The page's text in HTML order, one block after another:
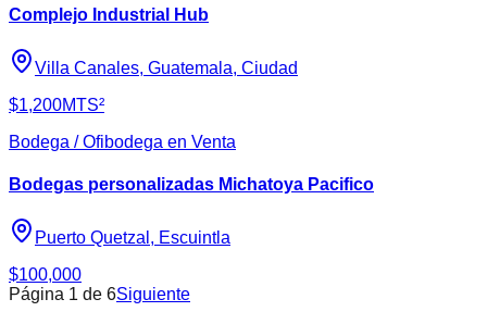
Complejo Industrial Hub
Villa Canales, Guatemala, Ciudad
$1,200MTS²
Bodega / Ofibodega en Venta
Bodegas personalizadas Michatoya Pacifico
Puerto Quetzal, Escuintla
$100,000
Página 1 de 6Siguiente